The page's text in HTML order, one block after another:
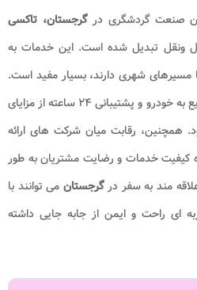
صنعت گردشگری درگرجستان، تاکسی
ونقل تبدیل شده است. این خدمات به
مسیرهای شهری دارند، بسیار مفید است.
قیمت گذاری شفاف، دسترسی سریع به خودرو و پشتیبانی ۲۴ ساعته از مزایای
رقابت میان شرکت های ارائه
خدمات و رضایت مشتریان به طور
علاقه مند به سفر درگرجستان می توانند با
ای راحت و ایمن از جابه جایی داشته